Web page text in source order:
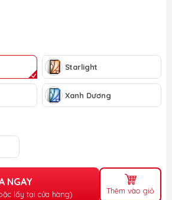
Starlight
Xanh Dương
NGAY
lấy tại cửa hàng) Thêm vào giỏ